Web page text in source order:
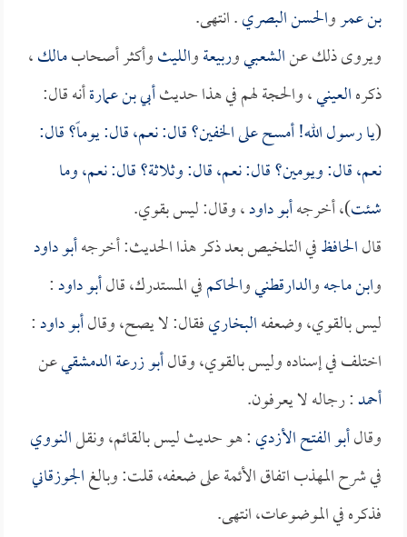
بن عمروالحسن البصري. انتهى.
ويروى ذلك عنالشعبيوربيعةوالليثوأكثر أصحابمالك،
ذكرهالعيني، والحجة لهم في هذا حديثأبي بن عمارةأنه قال:
(يا رسول الله! أمسح على الخفين؟ قال: نعم، قال: يوماً؟ قال:
نعم، قال: ويومين؟ قال: نعم، قال: وثلاثة؟ قال: نعم، وما
شئت)، أخرجهأبو داود، وقال: ليس بقوي.
قالالحافظفي التلخيص بعد ذكر هذا الحديث: أخرجهأبو داود
وابن ماجهوالدارقطنيوالحاكمفي المستدرك، قالأبو داود:
ليس بالقوي، وضعفهالبخاريفقال: لا يصح، وقالأبو داود:
اختلف في إسناده وليس بالقوي، وقالأبو زرعة الدمشقيعن
أحمد: رجاله لا يعرفون.
وقالأبو الفتح الأزدي: هو حديث ليس بالقائم، ونقلالنووي
في شرح المهذب اتفاق الأئمة على ضعفه، قلت: وبالغالجوزقاني
فذكره في الموضوعات، انتهى.